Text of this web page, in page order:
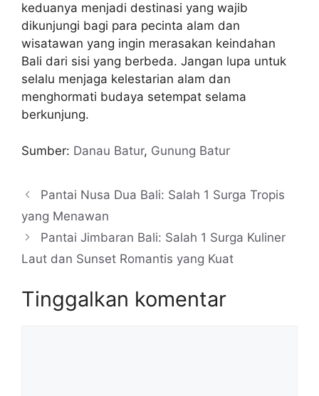
keduanya menjadi destinasi yang wajib
dikunjungi bagi para pecinta alam dan
wisatawan yang ingin merasakan keindahan
Bali dari sisi yang berbeda. Jangan lupa untuk
selalu menjaga kelestarian alam dan
menghormati budaya setempat selama
berkunjung.
Sumber: Danau Batur, Gunung Batur
Pantai Nusa Dua Bali: Salah 1 Surga Tropis
yang Menawan
Pantai Jimbaran Bali: Salah 1 Surga Kuliner
Laut dan Sunset Romantis yang Kuat
Tinggalkan komentar